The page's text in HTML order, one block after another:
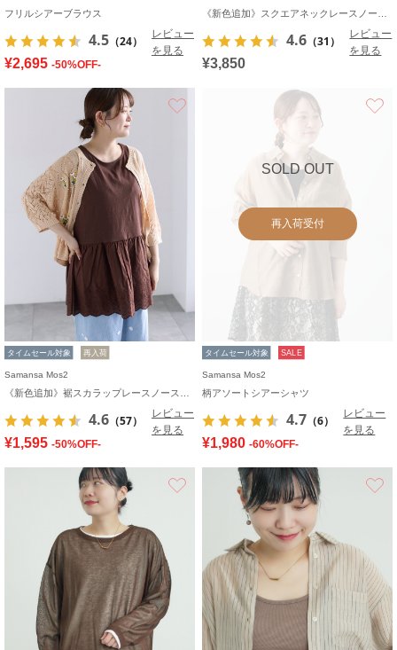
フリルシアーブラウス
4.5 （24）
レビュー
を見る
¥2,695 -50%OFF-
4.6 （31）
レビュー
を見る
¥3,850
タイムセール対象 再入荷
Samansa Mos2
4.6 （57）
レビュー
を見る
¥1,595 -50%OFF-
SOLD OUT
再入荷受付
タイムセール対象 SALE
Samansa Mos2
柄アソートシアーシャツ
4.7 （6）
レビュー
を見る
¥1,980 -60%OFF-
お気に入り